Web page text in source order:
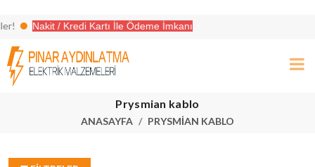
Nakit / Kredi Kartı İle Ödeme İmkanı
Prysmian kablo
ANASAYFA PRYSMIAN KABLO